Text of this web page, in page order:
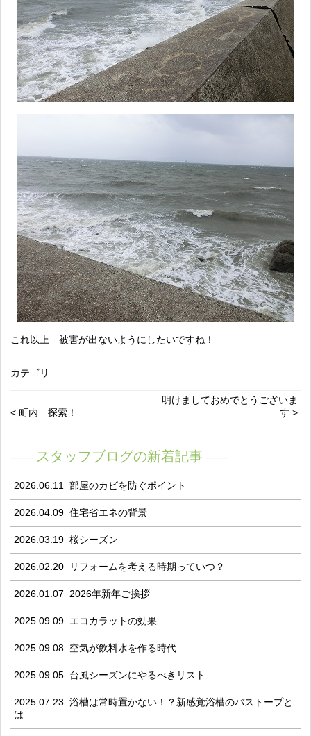
これ以上 被害が出ないようにしたいですね！
カテゴリ
< 町内 探索！
明けましておめでとうございま
す >
スタッフブログの新着記事
2026.06.11 部屋のカビを防ぐポイント
2026.04.09 住宅省エネの背景
2026.03.19 桜シーズン
2026.02.20 リフォームを考える時期っていつ？
2026.01.07 2026年新年ご挨拶
2025.09.09 エコカラットの効果
2025.09.08 空気が飲料水を作る時代
2025.09.05 台風シーズンにやるべきリスト
2025.07.23 浴槽は常時置かない！？新感覚浴槽のバストープと
は